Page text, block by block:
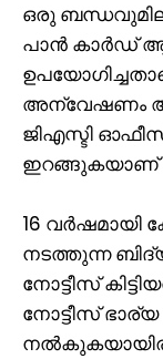
ഒരു
പാൻ കാർഡ്
അന്വേഷണം
ജിഎസ്ടി
ഇറങ്ങുകയാണ്
16 വർഷമായി
നടത്തുന്ന
നോട്ടീസ്
നോട്ടീസ്